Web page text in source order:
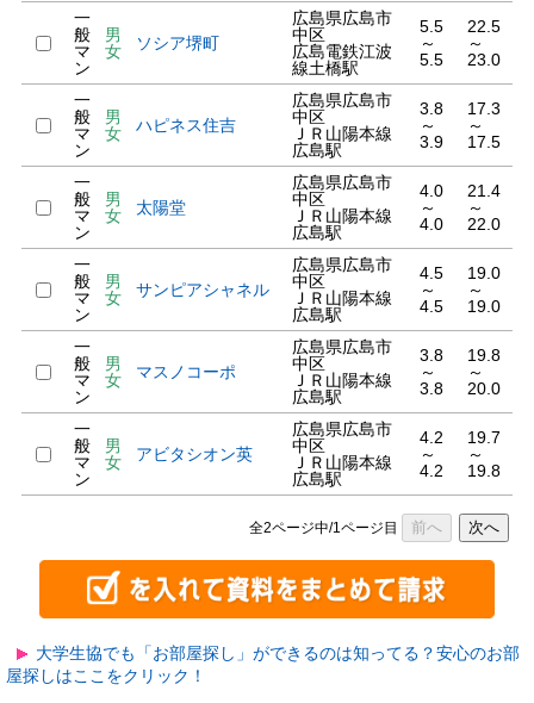
一
般
マ
ン
男
女
ソシア堺町
広島県広島市
中区
広島電鉄江波
線土橋駅
5.5
～
5.5
22.5
～
23.0
一
般
マ
ン
男
女
ハピネス住吉
広島県広島市
中区
ＪＲ山陽本線
広島駅
3.8
～
3.9
17.3
～
17.5
一
般
マ
ン
男
女
太陽堂
広島県広島市
中区
ＪＲ山陽本線
広島駅
4.0
～
4.0
21.4
～
22.0
一
般
マ
ン
男
女
サンピアシャネル
広島県広島市
中区
ＪＲ山陽本線
広島駅
4.5
～
4.5
19.0
～
19.0
一
般
マ
ン
男
女
マスノコーポ
広島県広島市
中区
ＪＲ山陽本線
広島駅
3.8
～
3.8
19.8
～
20.0
一
般
マ
ン
男
女
アビタシオン英
広島県広島市
中区
ＪＲ山陽本線
広島駅
4.2
～
4.2
19.7
～
19.8
全2ページ中/1ページ目 前へ 次へ
大学生協でも「お部屋探し」ができるのは知ってる？安心のお部
屋探しはここをクリック！